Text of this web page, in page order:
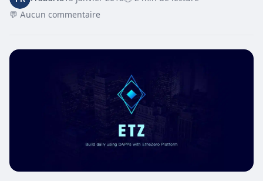
💬 Aucun commentaire